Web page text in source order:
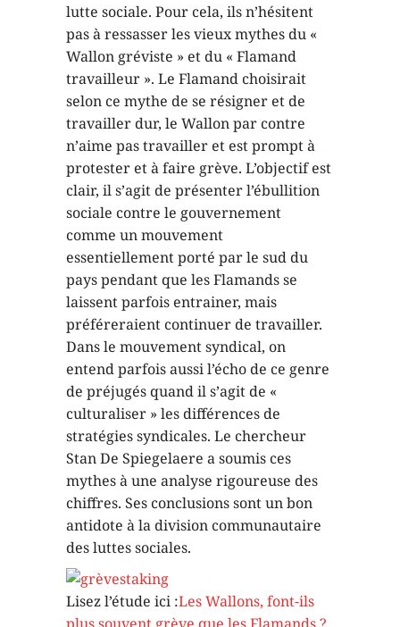
lutte sociale. Pour cela, ils n’hésitent
pas à ressasser les vieux mythes du «
Wallon gréviste » et du « Flamand
travailleur ». Le Flamand choisirait
selon ce mythe de se résigner et de
travailler dur, le Wallon par contre
n’aime pas travailler et est prompt à
protester et à faire grève. L’objectif est
clair, il s’agit de présenter l’ébullition
sociale contre le gouvernement
comme un mouvement
essentiellement porté par le sud du
pays pendant que les Flamands se
laissent parfois entrainer, mais
préféreraient continuer de travailler.
Dans le mouvement syndical, on
entend parfois aussi l’écho de ce genre
de préjugés quand il s’agit de «
culturaliser » les différences de
stratégies syndicales. Le chercheur
Stan De Spiegelaere a soumis ces
mythes à une analyse rigoureuse des
chiffres. Ses conclusions sont un bon
antidote à la division communautaire
des luttes sociales.
Lisez l’étude ici :Les Wallons, font-ils